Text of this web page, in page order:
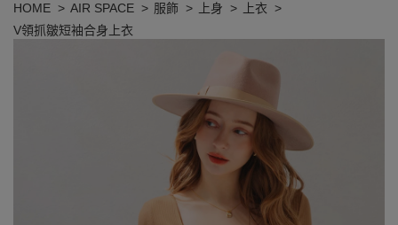
HOME AIR SPACE 服飾 上身
上衣
V領抓皺短袖合身上衣